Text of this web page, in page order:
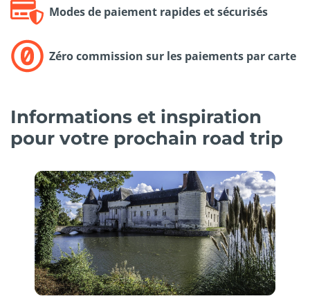
Modes de paiement rapides et sécurisés
Zéro commission sur les paiements par carte
Informations et inspiration
pour votre prochain road trip